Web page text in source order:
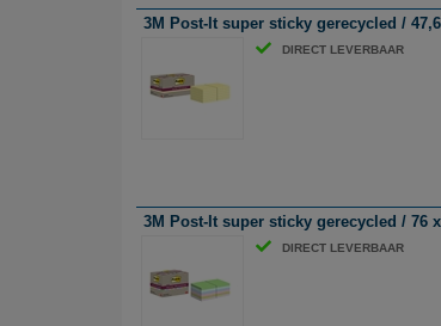
3M Post-It super sticky gerecycled /
DIRECT LEVERBAAR
3M Post-It super sticky gerecycled / 76
DIRECT LEVERBAAR